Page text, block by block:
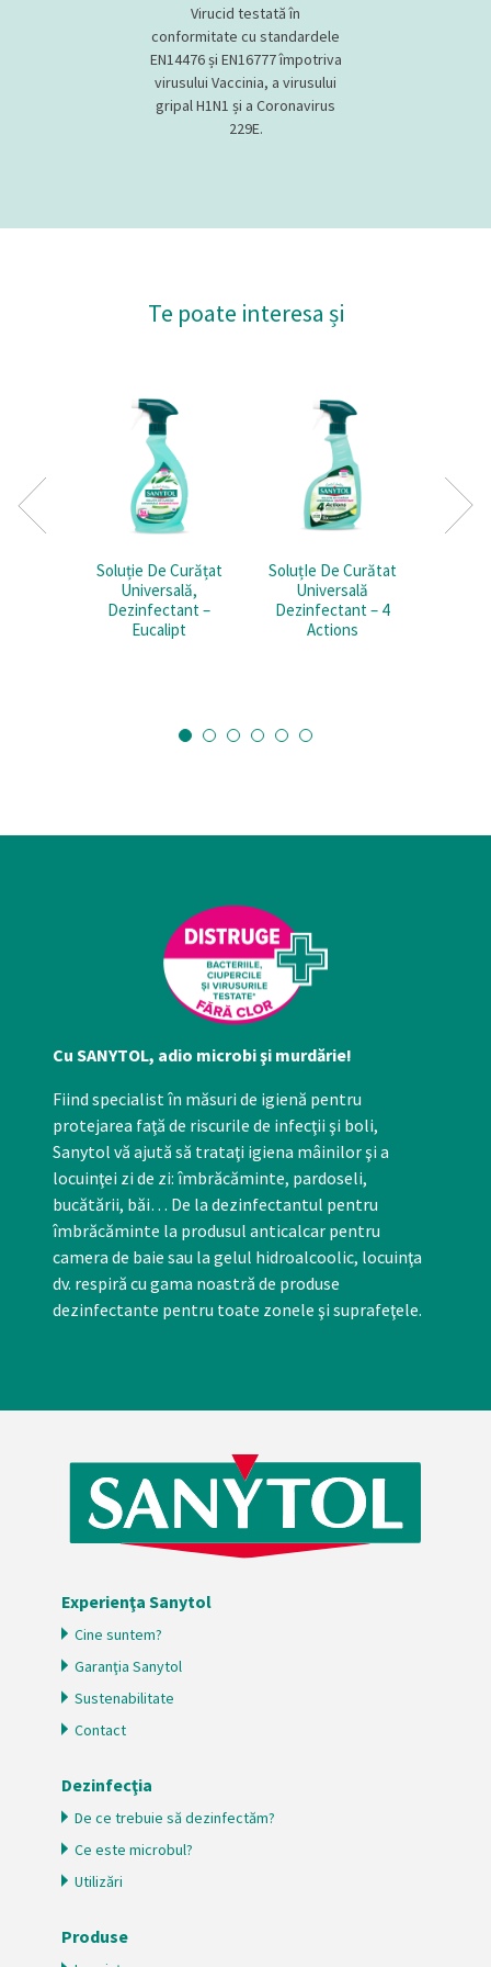
Virucid testată în
conformitate cu standardele
EN14476 și EN16777 împotriva
virusului Vaccinia, a virusului
gripal H1N1 și a Coronavirus
229E.
Te poate interesa și
Soluție De Curățat
Universală,
Dezinfectant –
Eucalipt
SoluțIe De Curătat
Universală
Dezinfectant – 4
Actions
Cu SANYTOL, adio microbi şi murdărie!
Fiind specialist în măsuri de igienă pentru
protejarea faţă de riscurile de infecţii şi boli,
Sanytol vă ajută să trataţi igiena mâinilor şi a
locuinţei zi de zi: îmbrăcăminte, pardoseli,
bucătării, băi… De la dezinfectantul pentru
îmbrăcăminte la produsul anticalcar pentru
camera de baie sau la gelul hidroalcoolic, locuinţa
dv. respiră cu gama noastră de produse
dezinfectante pentru toate zonele şi suprafeţele.
Experienţa Sanytol
Cine suntem?
Garanţia Sanytol
Sustenabilitate
Contact
Dezinfecţia
De ce trebuie să dezinfectăm?
Ce este microbul?
Utilizări
Produse